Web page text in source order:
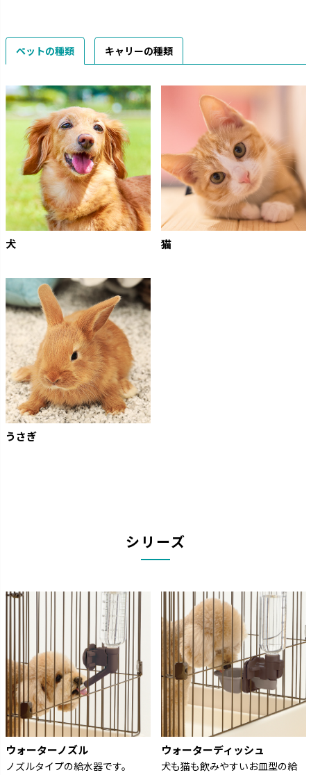
ペットの種類 キャリーの種類
犬 猫
うさぎ
シリーズ
ウォーターノズル
ノズルタイプの給水器です。
ウォーターディッシュ
犬も猫も飲みやすいお皿型の給